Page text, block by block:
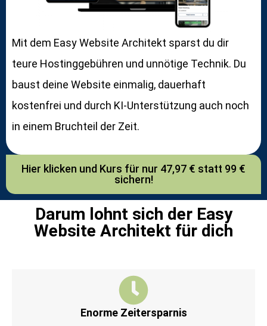
Mit dem Easy Website Architekt sparst du dir
teure Hostinggebühren und unnötige Technik. Du
baust deine Website einmalig, dauerhaft
kostenfrei und durch KI-Unterstützung auch noch
in einem Bruchteil der Zeit.
Hier klicken und Kurs für nur 47,97 € statt 99 €
sichern!
Darum lohnt sich der Easy
Website Architekt für dich
Enorme Zeitersparnis